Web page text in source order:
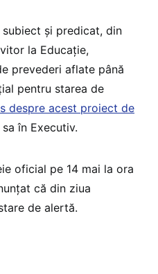
și predicat, din
la Educație,
prevederi aflate până
pentru starea de
despre acest proiect de
în Executiv.
oficial pe 14 mai la ora
că din ziua
de alertă.